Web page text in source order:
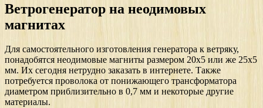
Ветрогенератор на неодимовых
магнитах
Для самостоятельного изготовления генератора к ветряку,
понадобятся неодимовые магниты размером 20х5 или же 25х5
мм. Их сегодня нетрудно заказать в интернете. Также
потребуется проволока от понижающего трансформатора
диаметром приблизительно в 0,7 мм и некоторые другие
материалы.